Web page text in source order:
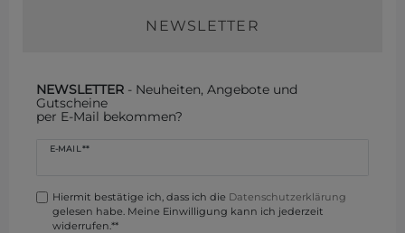
NEWSLETTER
NEWSLETTER - Neuheiten, Angebote und
Gutscheine
per E-Mail bekommen?
E-MAIL **
Newsletter
Hiermit bestätige ich, dass ich die Daten­schutz­erklärung
gelesen habe. Meine Einwilligung kann ich jederzeit
widerrufen.**